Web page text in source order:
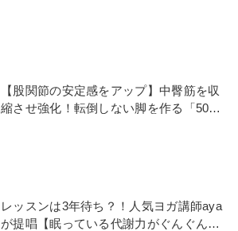
【股関節の安定感をアップ】中臀筋を収
縮させ強化！転倒しない脚を作る「50歳
レッスンは3年待ち？！人気ヨガ講師aya
が提唱【眠っている代謝力がぐんぐん上